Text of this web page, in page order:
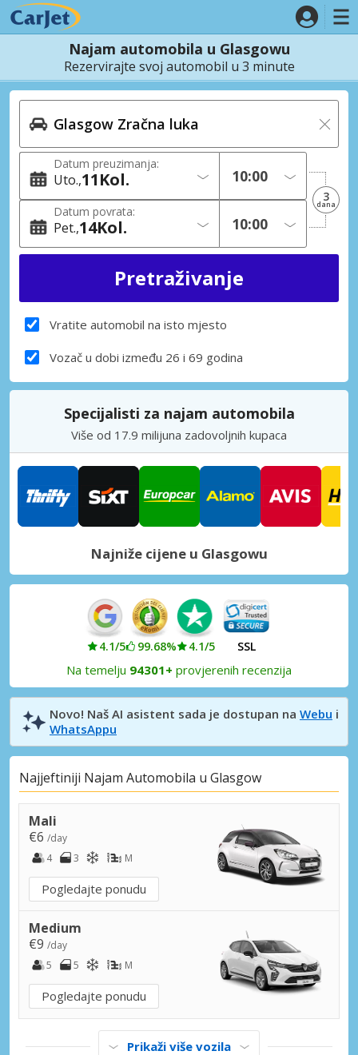
Najam automobila u Glasgowu
Rezervirajte svoj automobil u 3 minute
Datum preuzimanja:
Uto. 11Kol.
Datum povrata:
Pet. 14Kol.
3
dana
Vratite automobil na isto mjesto
Vozač u dobi između 26 i 69 godina
Specijalisti za najam automobila
Više od 17.9 milijuna zadovoljnih kupaca
Najniže cijene u Glasgowu
4.1/5 99.68% 4.1/5 SSL
Na temelju 94301+ provjerenih recenzija
Novo! Naš AI asistent sada je dostupan na Webu i
WhatsAppu
Najjeftiniji Najam Automobila u Glasgow
Mali
€6 /day
4
3 M
Pogledajte ponudu
Medium
€9 /day
5
5 M
Pogledajte ponudu
Prikaži više vozila